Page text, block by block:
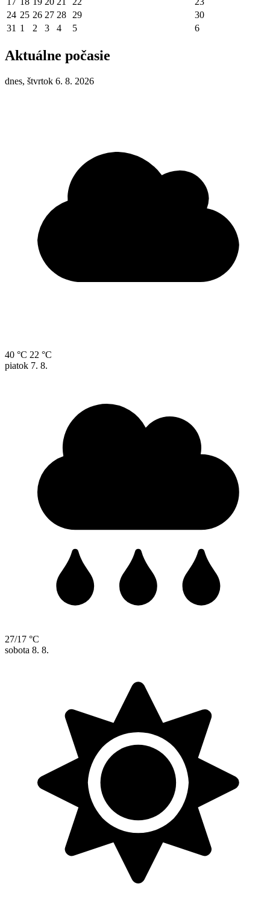
24 25 26 27 28 29
30
31 1 2 3 4 5 6
Aktuálne počasie
dnes, štvrtok 6. 8. 2026
40 °C 22 °C
piatok 7. 8.
27/17 °C
sobota 8. 8.